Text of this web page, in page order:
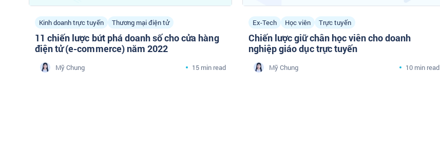
Kinh doanh trực tuyến Thương mại điện tử
11 chiến lược bứt phá doanh số cho cửa hàng
điện tử (e-commerce) năm 2022
Mỹ Chung 15 min read
Ex-Tech Học viên Trực tuyến
Chiến lược giữ chân học viên cho doanh
nghiệp giáo dục trực tuyến
Mỹ Chung 10 min read